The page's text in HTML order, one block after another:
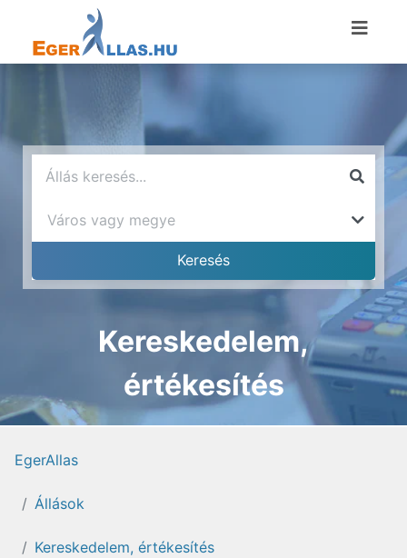
Kereskedelem,
értékesítés
EgerAllas
Állások
Kereskedelem, értékesítés